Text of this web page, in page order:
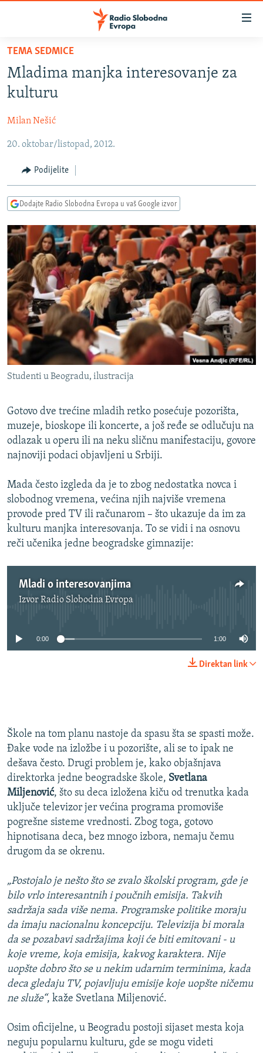
Pređite
glavni
sadržaj
na
navigaciju
Pređite
pretragu
VIJESTI
BOSNA I HERCEGOVINA
KOSOVO
CRNA GORA
VIZUELNO
FOTOGALERIJE
INFOGRAFIKE
PODCASTI
RAT U UKRAJINI
KINA NA BALKANU
RSE PRIČE IZ SVIJETA
ISPRIČAJ MI
DNEVNO@RSE
SPECIJALI RSE
VIŠE OD NASLOVA
GENOCID U SREBRENICI
POPLAVE I KLIZIŠTA U BIH 2024.
POST SCRIPTUM
MOJA EVROPA
SVE KARTE DEJTONA
NASTANAK I RASPAD JUGOSLAVIJE
PRATITE NAS
Sve RFE/RL stranice
TEMA SEDMICE
Mladima manjka interesovanje za
kulturu
Milan Nešić
20. oktobar/listopad, 2012.
Podijelite
Dodajte Radio Slobodna Evropa u vaš Google izvor
Studenti u Beogradu, ilustracija
Gotovo dve trećine mladih retko posećuje pozorišta,
muzeje, bioskope ili koncerte, a još ređe se odlučuju na
odlazak u operu ili na neku sličnu manifestaciju, govore
najnoviji podaci objavljeni u Srbiji.
Mada često izgleda da je to zbog nedostatka novca i
slobodnog vremena, većina njih najviše vremena
provode pred TV ili računarom – što ukazuje da im za
kulturu manjka interesovanja. To se vidi i na osnovu
reči učenika jedne beogradske gimnazije:
Mladi o interesovanjima
IzvorRadio Slobodna Evropa
No media source currently available
0:00 1:00
Direktan link
Škole na tom planu nastoje da spasu šta se spasti može.
Đake vode na izložbe i u pozorište, ali se to ipak ne
dešava često. Drugi problem je, kako objašnjava
direktorka jedne beogradske škole, Svetlana
Miljenović, što su deca izložena kiču od trenutka kada
uključe televizor jer većina programa promoviše
pogrešne sisteme vrednosti. Zbog toga, gotovo
hipnotisana deca, bez mnogo izbora, nemaju čemu
drugom da se okrenu.
„Postojalo je nešto što se zvalo školski program, gde je
bilo vrlo interesantnih i poučnih emisija. Takvih
sadržaja sada više nema. Programske politike moraju
da imaju nacionalnu koncepciju. Televizija bi morala
da se pozabavi sadržajima koji će biti emitovani - u
koje vreme, koja emisija, kakvog karaktera. Nije
uopšte dobro što se u nekim udarnim terminima, kada
deca gledaju TV, pojavljuju emisije koje uopšte ničemu
ne služe“, kaže Svetlana Miljenović.
Osim oficijelne, u Beogradu postoji sijaset mesta koja
neguju popularnu kulturu, gde se mogu videti